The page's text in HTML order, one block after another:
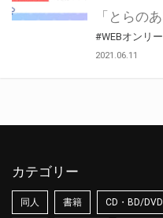
#WEBオンリー
2021.06.11
カテゴリー
同人 書籍 CD・BD/DVD